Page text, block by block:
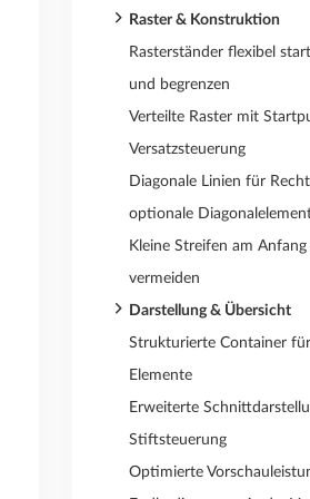
Raster & Konstruktion
Rasterständer flexibel
und begrenzen
Verteilte Raster mit
Versatzsteuerung
Diagonale Linien für
optionale
Kleine Streifen am
vermeiden
Darstellung & Übersicht
Strukturierte Container
Elemente
Erweiterte
Stiftsteuerung
Optimierte